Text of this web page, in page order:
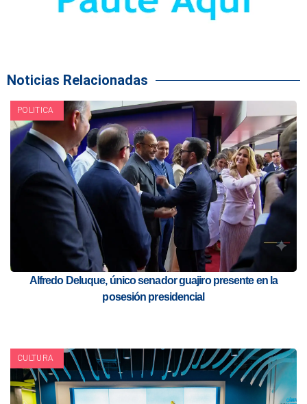
Noticias Relacionadas
POLITICA
Alfredo Deluque, único senador guajiro presente en la
posesión presidencial
CULTURA